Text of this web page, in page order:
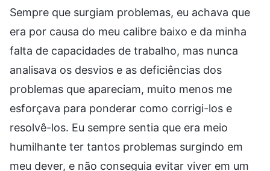
Sempre que surgiam problemas, eu achava que
era por causa do meu calibre baixo e da minha
falta de capacidades de trabalho, mas nunca
analisava os desvios e as deficiências dos
problemas que apareciam, muito menos me
esforçava para ponderar como corrigi-los e
resolvê-los. Eu sempre sentia que era meio
humilhante ter tantos problemas surgindo em
meu dever, e não conseguia evitar viver em um